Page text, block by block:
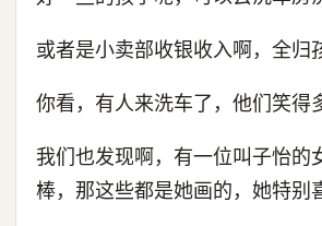
或者是小卖部收银收入啊，全归
你看，有人来洗车了，他们笑得
我们也发现啊，有一位叫子怡的
棒，那这些都是她画的，她特别